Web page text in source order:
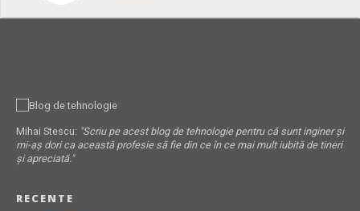
Mihai Stescu: "Scriu pe acest blog de tehnologie pentru că sunt inginer și
mi-aș dori ca această profesie să fie din ce în ce mai mult iubită de tineri
și apreciată."
RECENTE